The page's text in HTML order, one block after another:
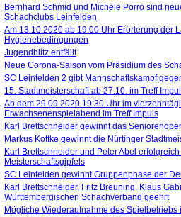
Bernhard Schmid und Michele Porro sind
Schachclubs Leinfelden
Am 13.10.2020 ab 19:00 Uhr Erörterung der
Hygienebedingungen
Jugendblitz entfällt
Neue Corona-Saison vom Präsidium des
SC Leinfelden 2 gibt Mannschaftskampf
15. Stadtmeisterschaft ab 27.10. im Treff
Ab dem 29.09.2020 19:30 Uhr im
Erwachsenenspielabend im Treff Impuls
Karl Brettschneider gewinnt das
Markus Kottke gewinnt die Nürtinger
Karl Brettschneider und Peter Abel
Meisterschaftsgipfels
SC Leinfelden gewinnt Gruppenphase der
Karl Brettschneider, Fritz Breuning, Klaus
Württembergischen Schachverband geehrt
Mögliche Wiederaufnahme des Spielbetriebs